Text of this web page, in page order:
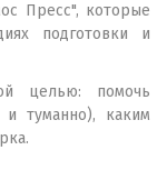
Пресс", которые
подготовки и
целью: помочь
и туманно), каким